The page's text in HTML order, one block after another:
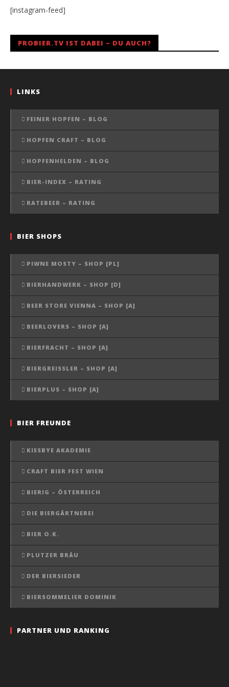
[instagram-feed]
PROBIER.TV IST DABEI – DU AUCH?
LINKS
FEINER HOPFEN – BLOG
HOPFEN CRAFT – BLOG
HOPFENHELDEN – BLOG
BIER-INDEX – RATING
RATEBEER – RATING
BIER SHOPS
PIWNE MOSTY – SHOP [PL]
BIERHANDWERK – SHOP [D]
BEER STORE VIENNA – SHOP [A]
BEERLOVERS – SHOP [A]
BIERFRACHT – SHOP [A]
BIERGREISSLER – SHOP [A]
BIERPLUS – SHOP [A]
BIER FREUNDE
KIESBYE AKADEMIE
CRAFT BIER FEST WIEN
BIERIG – ÖSTERREICH
DIE BIERGÄRTNEREI
BIER O.K.
PLUTZER BRÄU
DER BIERSIEDER
BIERSOMMELIER DOMINIK
PARTNER UND RANKING